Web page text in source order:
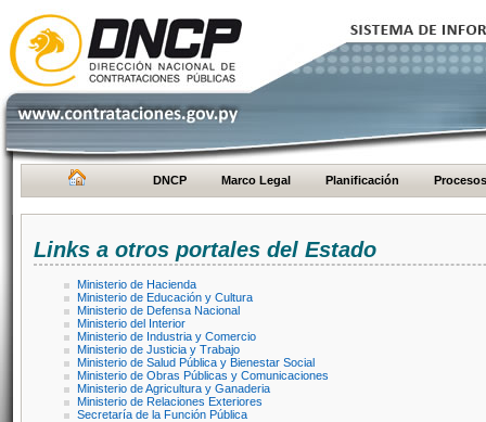
DNCP Marco Legal Planificación Procesos
Links a otros portales del Estado
Ministerio de Hacienda
Ministerio de Educación y Cultura
Ministerio de Defensa Nacional
Ministerio del Interior
Ministerio de Industria y Comercio
Ministerio de Justicia y Trabajo
Ministerio de Salud Pública y Bienestar Social
Ministerio de Obras Públicas y Comunicaciones
Ministerio de Agricultura y Ganaderia
Ministerio de Relaciones Exteriores
Secretaría de la Función Pública